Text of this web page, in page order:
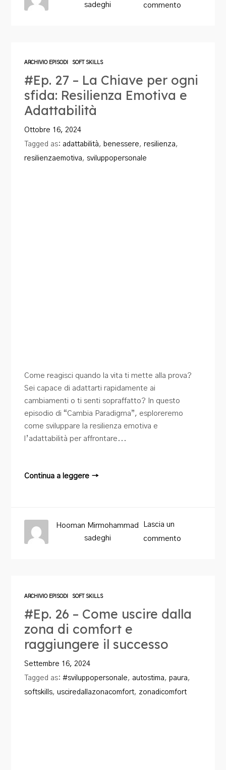
commento
sadeghi
ARCHIVIO EPISODI SOFT SKILLS
#Ep. 27 – La Chiave per ogni
sfida: Resilienza Emotiva e
Adattabilità
Ottobre 16, 2024
Tagged as: adattabilità, benessere,resilienza,
resilienzaemotiva,sviluppopersonale
Come reagisci quando la vita ti mette alla prova?
Sei capace di adattarti rapidamente ai
cambiamenti o ti senti sopraffatto? In questo
episodio di “Cambia Paradigma”, esploreremo
come sviluppare la resilienza emotiva e
l’adattabilità per affrontare...
Continua a leggere →
Lascia un
commento
Hooman Mirmohammad
sadeghi
ARCHIVIO EPISODI SOFT SKILLS
#Ep. 26 – Come uscire dalla
zona di comfort e
raggiungere il successo
Settembre 16, 2024
Tagged as:#sviluppopersonale, autostima,paura,
softskills,usciredallazonacomfort, zonadicomfort